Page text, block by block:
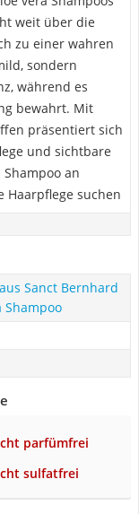
weit über die
zu einer wahren
sondern
während es
bewahrt. Mit
präsentiert sich
und sichtbare
an
suchen
Sanct Bernhard
Shampoo
parfümfrei
sulfatfrei